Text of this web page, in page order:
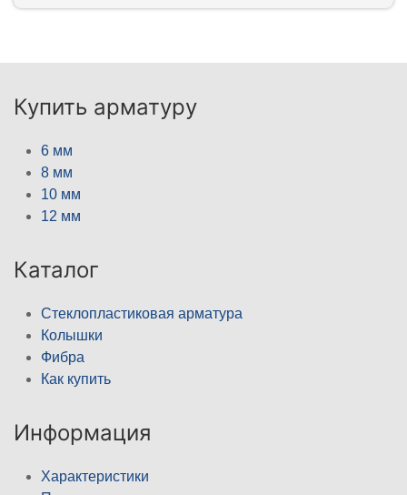
Купить арматуру
6 мм
8 мм
10 мм
12 мм
Каталог
Стеклопластиковая арматура
Колышки
Фибра
Как купить
Информация
Характеристики